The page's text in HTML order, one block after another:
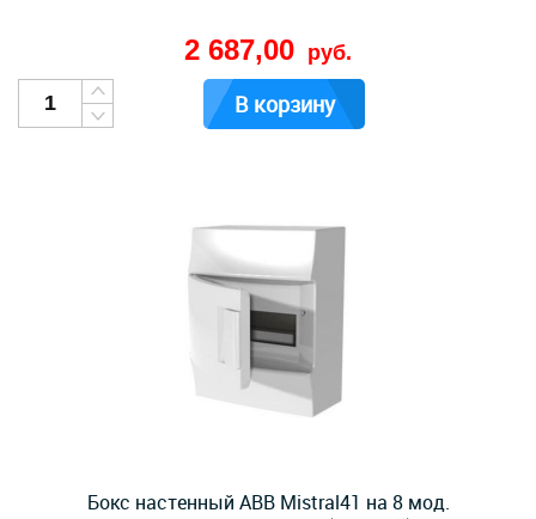
2 687,00 руб.
В корзину
Бокс настенный ABB Mistral41 на 8 мод.